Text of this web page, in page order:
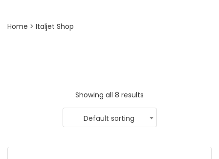
Home > Italjet Shop
Showing all 8 results
Default sorting